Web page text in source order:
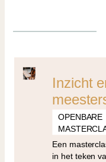
Inzicht
OPENBARE
Een
in het teken